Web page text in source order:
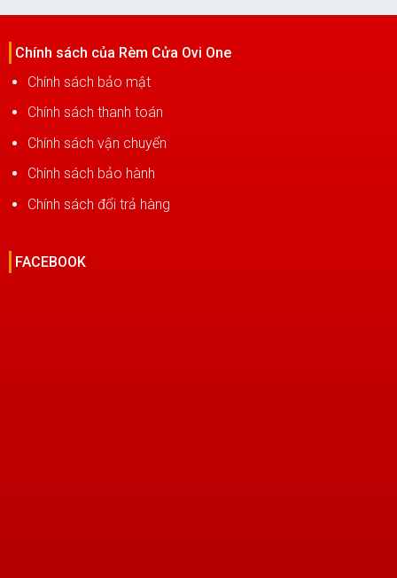
Chính sách của Rèm Cửa Ovi One
Chính sách bảo mật
Chính sách thanh toán
Chính sách vận chuyển
Chính sách bảo hành
Chính sách đổi trả hàng
FACEBOOK